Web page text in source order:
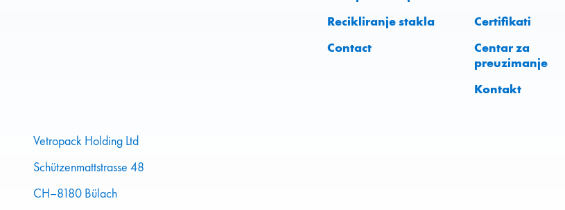
Recikliranje stakla
Contact
Certifikati
Centar za
preuzimanje
Kontakt
Vetropack Holding Ltd
Schützenmattstrasse 48
CH–8180 Bülach